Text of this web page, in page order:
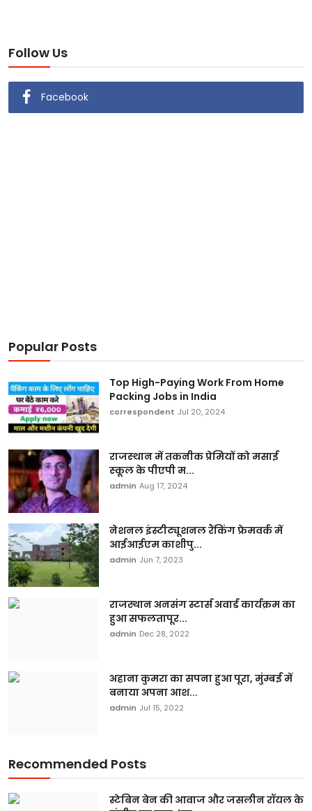
Follow Us
Facebook
Popular Posts
Top High-Paying Work From Home
Packing Jobs in India
correspondent Jul 20, 2024
राजस्‍थान में तकनीक प्रेमियों को मसाई
स्‍कूल के पीएपी म...
admin Aug 17, 2024
नेशनल इंस्टीट्यूशनल रैंकिंग फ्रेमवर्क में
आईआईएम काशीपु...
admin Jun 7, 2023
राजस्थान अनसंग स्टार्स अवार्ड कार्यक्रम का
हुआ सफलतापूर...
admin Dec 28, 2022
अहाना कुमरा का सपना हुआ पूरा, मुंम्बई में
बनाया अपना आश...
admin Jul 15, 2022
Recommended Posts
स्टेबिन बेन की आवाज और जसलीन रॉयल के